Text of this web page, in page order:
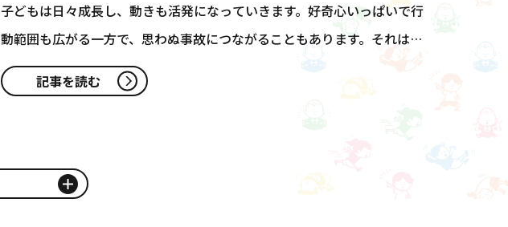
子どもは日々成長し、動きも活発になっていきます。好奇心いっぱいで行
動範囲も広がる一方で、思わぬ事故につながることもあります。それは子
ども…
記事を読む